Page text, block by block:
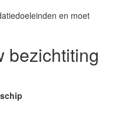
en moet
bezichtiting